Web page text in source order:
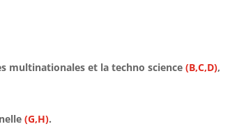
multinationales et la techno science(B,C,D),
(G,H).